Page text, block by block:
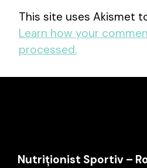
This site uses Akismet
Learn how your
processed.
Nutriționist Sportiv –